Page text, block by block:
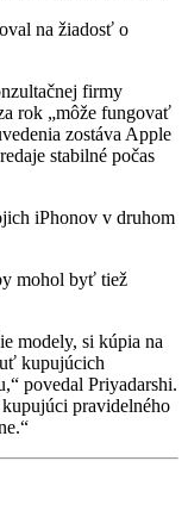
na žiadosť o
firmy
rok „môže fungovať
zostáva Apple
stabilné počas
iPhonov v druhom
mohol byť tiež
modely, si kúpia na
kupujúcich
povedal Priyadarshi.
pravidelného